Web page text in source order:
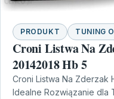
PRODUKT TUNING
Croni Listwa Na
20142018 Hb 5
Croni Listwa Na Zderzak
Idealne Rozwiązanie dla